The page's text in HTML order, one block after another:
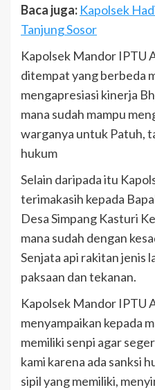
Baca juga: Kapolsek
Tanjung Sosor
Kapolsek Mandor IPTU
ditempat yang berbeda
mengapresiasi kinerja
mana sudah mampu
warganya untuk Patuh,
hukum
Selain daripada itu
terimakasih kepada
Desa Simpang Kasturi
mana sudah dengan
Senjata api rakitan jenis
paksaan dan tekanan.
Kapolsek Mandor IPTU
menyampaikan kepada
memiliki senpi agar
kami karena ada sanksi
sipil yang memiliki,